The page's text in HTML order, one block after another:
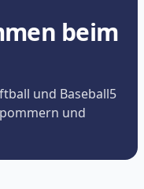
beim
und Baseball5
und